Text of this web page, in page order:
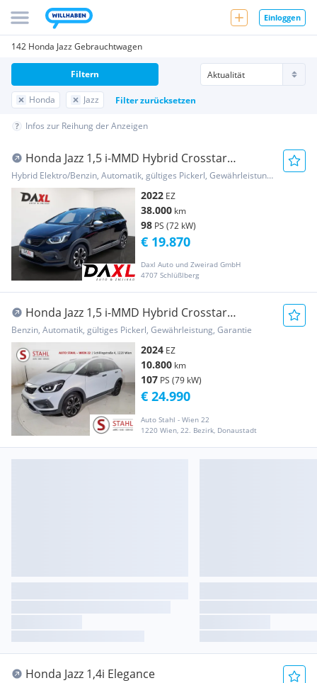
Einloggen
142 Honda Jazz Gebrauchtwagen
Honda Jazz Filter zurücksetzen
Filtern
Infos zur Reihung der Anzeigen
Honda Jazz 1,5 i-MMD Hybrid Crosstar
Executive Aut.
Hybrid Elektro/Benzin, Automatik, gültiges Pickerl, Gewährleistung, Garantie
2022 EZ
38.000 km
98 PS (72 kW)
Daxl Auto und Zweirad GmbH
4707 Schlüßlberg
€ 19.870
Honda Jazz 1,5 i-MMD Hybrid Crosstar
Advance Aut. | A...
Benzin, Automatik, gültiges Pickerl, Gewährleistung, Garantie
2024 EZ
10.800 km
107 PS (79 kW)
Auto Stahl - Wien 22
1220 Wien, 22. Bezirk, Donaustadt
€ 24.990
Honda Jazz 1,4i Elegance